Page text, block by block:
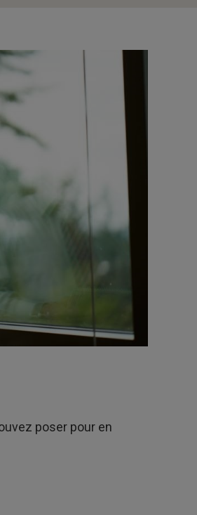
poser pour en